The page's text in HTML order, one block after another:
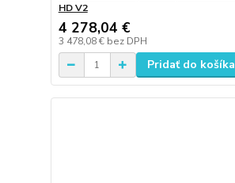
HD V2
4 278,04 €
3 478,08 € bez DPH
Pridať do košíka